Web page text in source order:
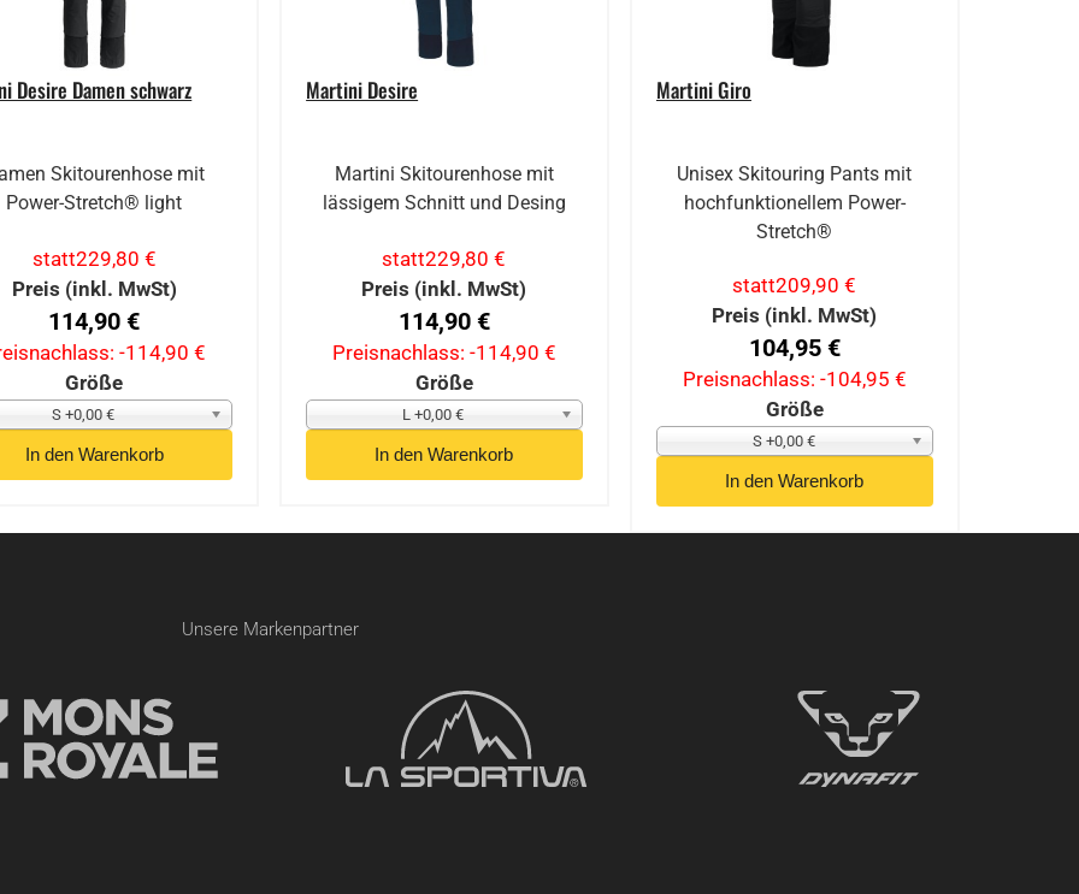
Desire Damen schwarz
Skitourenhose mit
Power-Stretch® light
statt229,80 €
Preis (inkl. MwSt)
114,90 €
-114,90 €
Größe
S +0,00 €
Martini Desire
Martini Skitourenhose mit
lässigem Schnitt und Desing
statt229,80 €
Preis (inkl. MwSt)
114,90 €
Preisnachlass: -114,90 €
Größe
L +0,00 €
Martini Giro
Unisex Skitouring Pants mit
hochfunktionellem Power-
Stretch®
statt209,90 €
Preis (inkl. MwSt)
104,95 €
Preisnachlass: -104,95 €
Größe
S +0,00 €
Unsere Markenpartner